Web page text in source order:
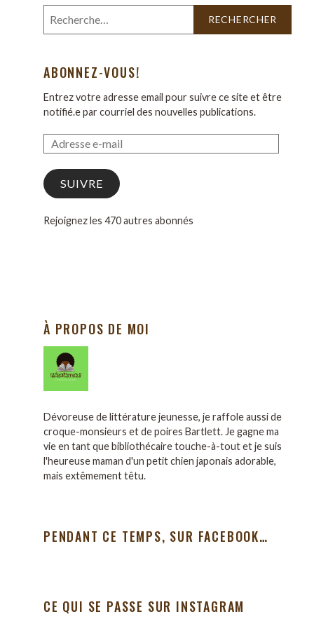
ABONNEZ-VOUS!
Entrez votre adresse email pour suivre ce site et être
notifié.e par courriel des nouvelles publications.
SUIVRE
Rejoignez les 470 autres abonnés
À PROPOS DE MOI
Dévoreuse de littérature jeunesse, je raffole aussi de
croque-monsieurs et de poires Bartlett. Je gagne ma
vie en tant que bibliothécaire touche-à-tout et je suis
l'heureuse maman d'un petit chien japonais adorable,
mais extêmement têtu.
PENDANT CE TEMPS, SUR FACEBOOK…
CE QUI SE PASSE SUR INSTAGRAM